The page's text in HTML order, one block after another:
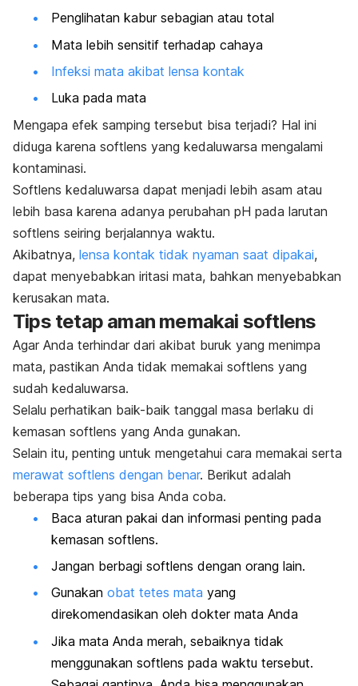
Penglihatan kabur sebagian atau total
Mata lebih sensitif terhadap cahaya
Infeksi mata akibat lensa kontak
Luka pada mata
Mengapa efek samping tersebut bisa terjadi? Hal ini
diduga karena softlens yang kedaluwarsa mengalami
kontaminasi.
Softlens kedaluwarsa dapat menjadi lebih asam atau
lebih basa karena adanya perubahan pH pada larutan
softlens seiring berjalannya waktu.
Akibatnya, lensa kontak tidak nyaman saat dipakai,
dapat menyebabkan iritasi mata, bahkan menyebabkan
kerusakan mata.
Tips tetap aman memakai softlens
Agar Anda terhindar dari akibat buruk yang menimpa
mata, pastikan Anda tidak memakai softlens yang
sudah kedaluwarsa.
Selalu perhatikan baik-baik tanggal masa berlaku di
kemasan softlens yang Anda gunakan.
Selain itu, penting untuk mengetahui cara memakai serta
merawat softlens dengan benar. Berikut adalah
beberapa tips yang bisa Anda coba.
Baca aturan pakai dan informasi penting pada
kemasan softlens.
Jangan berbagi softlens dengan orang lain.
Gunakan obat tetes mata yang
direkomendasikan oleh dokter mata Anda
Jika mata Anda merah, sebaiknya tidak
menggunakan softlens pada waktu tersebut.